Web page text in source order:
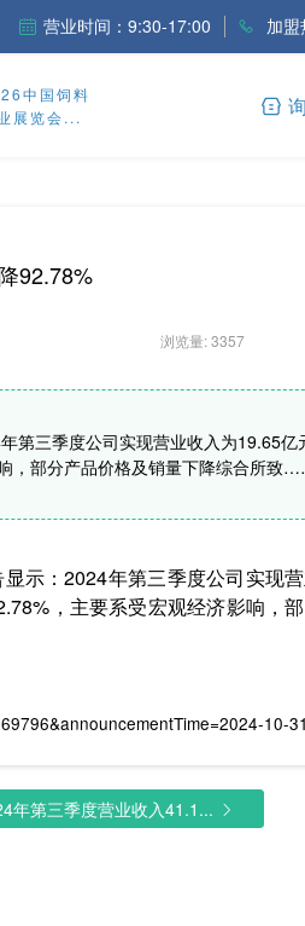
营业时间：9:30-17:00 加
中国饲料
展览会...
92.78%
浏览量: 3357
第三季度公司实现营业收入为19.65亿
，部分产品价格及销量下降综合所致
示：2024年第三季度公司实现
，主要系受宏观经济影响，
10-31
年第三季度营业收入41.1...